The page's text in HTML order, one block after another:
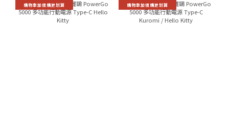
購物車加價購更划算 購物車加價購更划算